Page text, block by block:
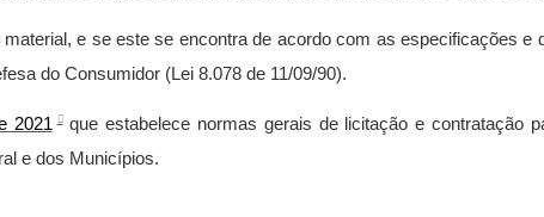
e se este se encontra de acordo com as especificações
do Consumidor (Lei 8.078 de 11/09/90).
2021 que estabelece normas gerais de licitação e contratação
e dos Municípios.